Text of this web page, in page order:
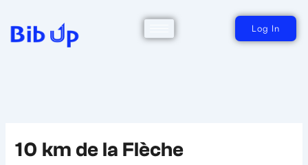
contenido
Log In
10 km de la Flèche